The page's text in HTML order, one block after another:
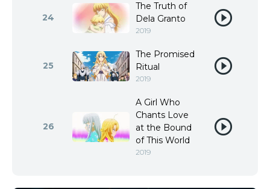
24
The Truth of
Dela Granto
2019
25
The Promised
Ritual
2019
26
A Girl Who
Chants Love
at the Bound
of This World
2019